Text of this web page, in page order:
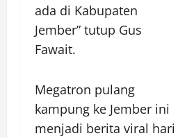
ada di Kabupaten
Jember” tutup Gus
Fawait.
Megatron pulang
kampung ke Jember ini
menjadi berita viral hari